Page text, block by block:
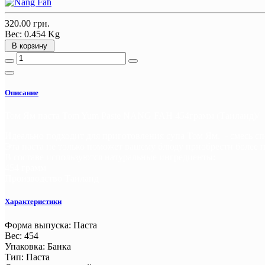
320.00 грн.
Вес: 0.454 Kg
В корзину
Описание
Характеристики
Форма выпуска: Паста
Вес: 454
Упаковка: Банка
Тип: Паста